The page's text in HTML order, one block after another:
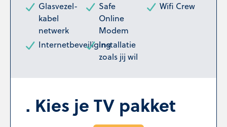
Glasvezel-
kabel
netwerk
Safe
Online
Modem
Wifi Crew
InternetbeveiligingInstallatie
zoals jij wil
Kies je TV pakket